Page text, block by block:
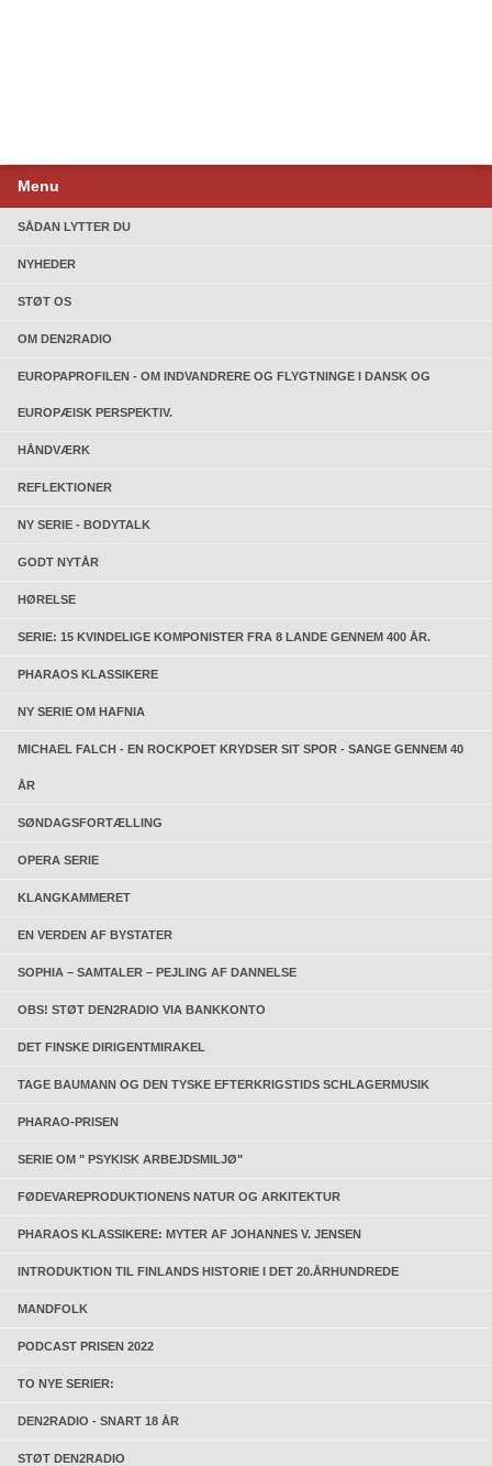
Menu
SÅDAN LYTTER DU
NYHEDER
STØT OS
OM DEN2RADIO
EUROPAPROFILEN - OM INDVANDRERE OG FLYGTNINGE I DANSK OG
EUROPÆISK PERSPEKTIV.
HÅNDVÆRK
REFLEKTIONER
NY SERIE - BODYTALK
GODT NYTÅR
HØRELSE
SERIE: 15 KVINDELIGE KOMPONISTER FRA 8 LANDE GENNEM 400 ÅR.
PHARAOS KLASSIKERE
NY SERIE OM HAFNIA
MICHAEL FALCH - EN ROCKPOET KRYDSER SIT SPOR - SANGE GENNEM 40
ÅR
SØNDAGSFORTÆLLING
OPERA SERIE
KLANGKAMMERET
EN VERDEN AF BYSTATER
SOPHIA – SAMTALER – PEJLING AF DANNELSE
OBS! STØT DEN2RADIO VIA BANKKONTO
DET FINSKE DIRIGENTMIRAKEL
TAGE BAUMANN OG DEN TYSKE EFTERKRIGSTIDS SCHLAGERMUSIK
PHARAO-PRISEN
SERIE OM " PSYKISK ARBEJDSMILJØ"
FØDEVAREPRODUKTIONENS NATUR OG ARKITEKTUR
PHARAOS KLASSIKERE: MYTER AF JOHANNES V. JENSEN
INTRODUKTION TIL FINLANDS HISTORIE I DET 20.ÅRHUNDREDE
MANDFOLK
PODCAST PRISEN 2022
TO NYE SERIER:
DEN2RADIO - SNART 18 ÅR
STØT DEN2RADIO